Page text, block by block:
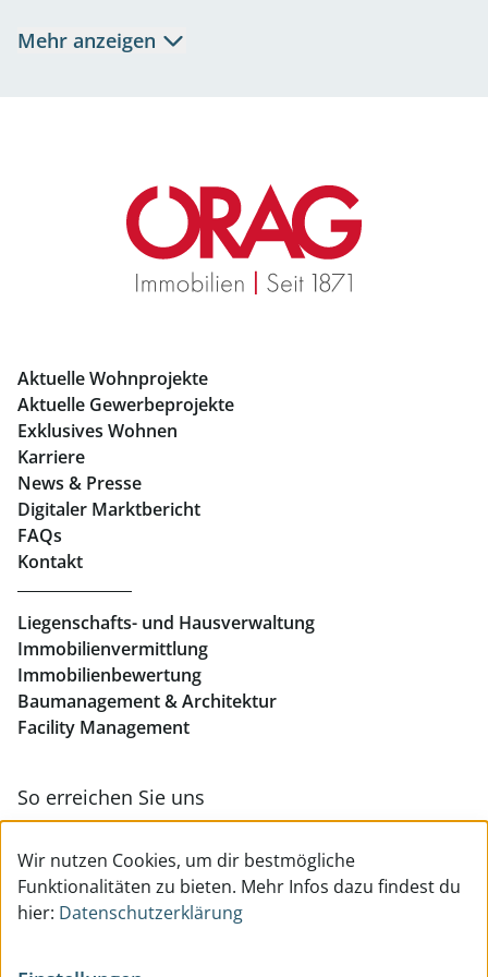
Immobilien in Graz
Mietwohnungen Graz
Eigentumswohnungen Graz
Geschäftslokale mieten Graz
Immobilien in Linz
Eigentumswohnungen Linz
Büros mieten Linz
Geschäftslokale mieten Linz
Mehr anzeigen
Aktuelle Wohnprojekte
Aktuelle Gewerbeprojekte
Exklusives Wohnen
Karriere
News & Presse
Digitaler Marktbericht
FAQs
Kontakt
Liegenschafts- und Hausverwaltung
Immobilienvermittlung
Immobilienbewertung
Baumanagement & Architektur
Facility Management
So erreichen Sie uns
Wir nutzen Cookies, um dir bestmögliche
Funktionalitäten zu bieten. Mehr Infos dazu findest du
hier: Datenschutzerklärung